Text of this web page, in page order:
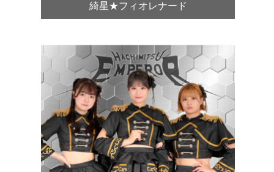
綺星★フィオレナード